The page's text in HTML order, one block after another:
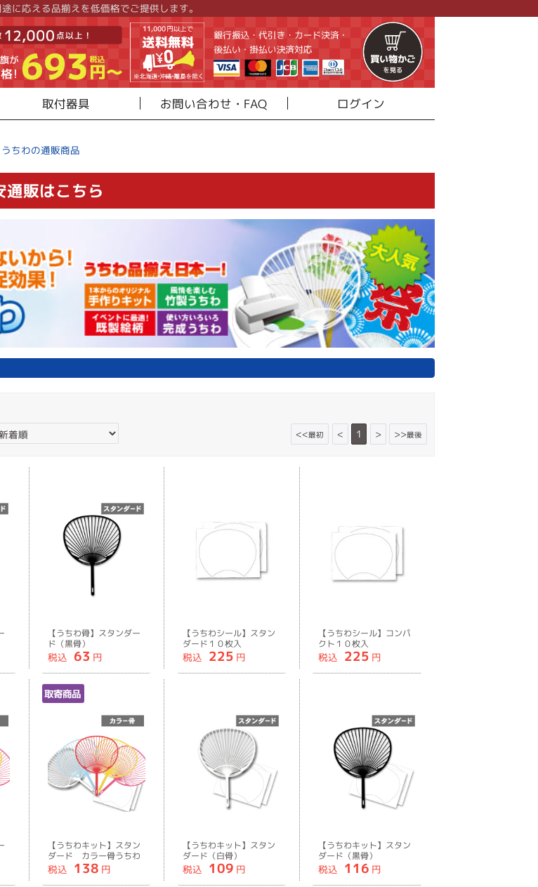
に応える品揃えを低価格でご提供します。
取付器具 お問い合わせ・FAQ ログイン
うちわの通販商品
通販はこちら
<<最初 < 1 > >>最後
【うちわ骨】スタンダー
ド（黒骨）
税込 63 円
【うちわシール】スタン
ダード１０枚入
税込 225 円
【うちわシール】コンパ
クト１０枚入
税込 225 円
取寄商品
【うちわキット】スタン
ダード カラー骨うちわ
キット（全５色）
税込 138 円
【うちわキット】スタン
ダード（白骨）
税込 109 円
【うちわキット】スタン
ダード（黒骨）
税込 116 円